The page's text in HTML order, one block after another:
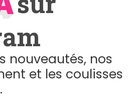
nouveautés, nos
et les coulisses